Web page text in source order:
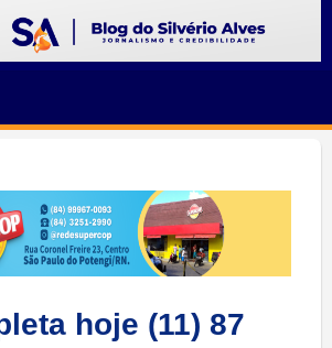
SILVERIO
ALVES
hoje (11) 87